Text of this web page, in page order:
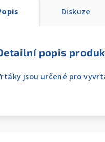
Diskuze
popis
jsou určené pro